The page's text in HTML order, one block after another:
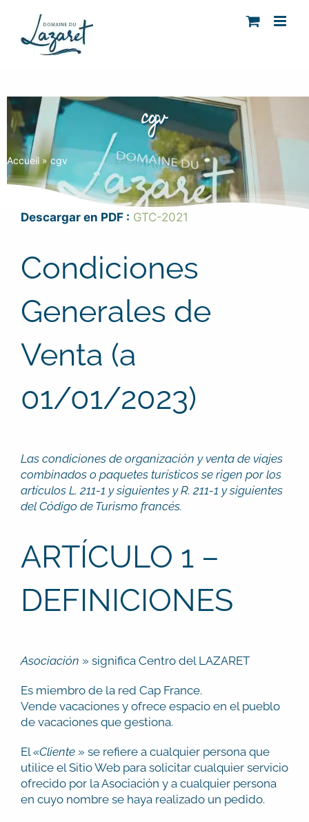
content
cgv
Accueil»cgv
Descargar en PDF : GTC-2021
Condiciones
Generales de
Venta (a
01/01/2023)
Las condiciones de organización y venta de viajes
combinados o paquetes turísticos se rigen por los
artículos L. 211-1 y siguientes y R. 211-1 y siguientes
del Código de Turismo francés.
ARTÍCULO 1 –
DEFINICIONES
Asociación » significa Centro del LAZARET
Es miembro de la red Cap France.
Vende vacaciones y ofrece espacio en el pueblo
de vacaciones que gestiona.
El«Cliente » se refiere a cualquier persona que
utilice el Sitio Web para solicitar cualquier servicio
ofrecido por la Asociación y a cualquier persona
en cuyo nombre se haya realizado un pedido.